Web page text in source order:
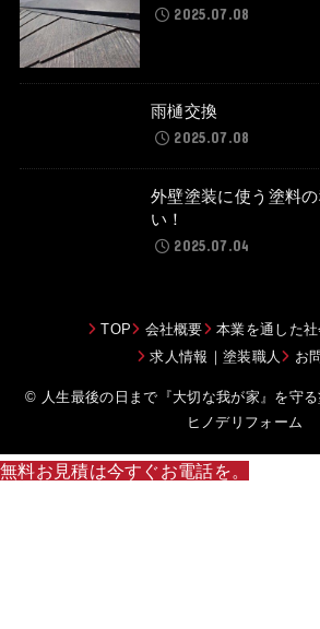
2025.07.08
雨樋交換
2025.07.08
外壁塗装に使う塗料
い！
2025.07.04
TOP 会社概要
本業を通した
求人情報｜塗装職人
お
© 人生最後の日まで『大切な我が家』を守
ヒノデリフォーム
無料お見積は今すぐお電話を。